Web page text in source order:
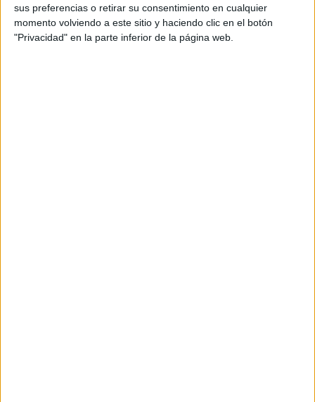
sus preferencias o retirar su consentimiento en cualquier
momento volviendo a este sitio y haciendo clic en el botón
"Privacidad" en la parte inferior de la página web.